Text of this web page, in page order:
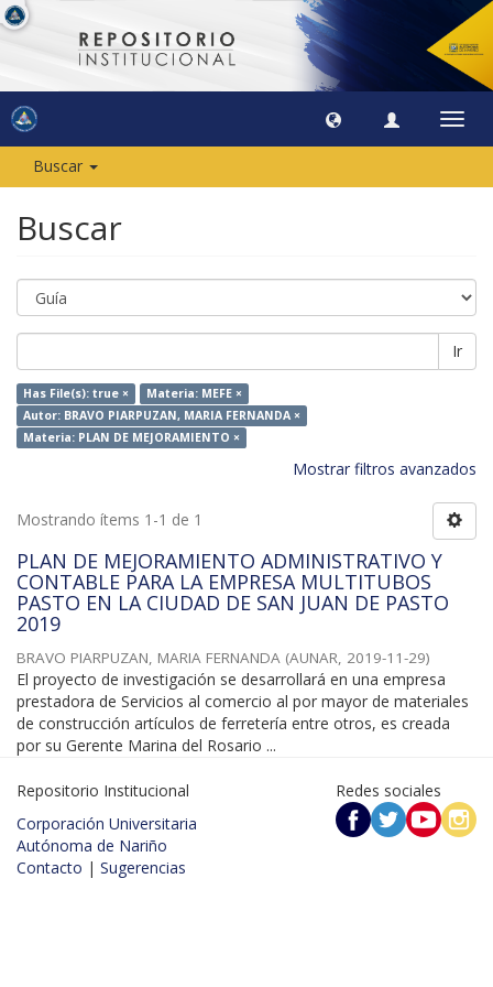
Buscar
Buscar
Ir
Has File(s): true ×
Materia: MEFE ×
Autor: BRAVO PIARPUZAN, MARIA FERNANDA ×
Materia: PLAN DE MEJORAMIENTO ×
Mostrar filtros avanzados
Mostrando ítems 1-1 de 1
PLAN DE MEJORAMIENTO ADMINISTRATIVO Y
CONTABLE PARA LA EMPRESA MULTITUBOS
PASTO EN LA CIUDAD DE SAN JUAN DE PASTO
2019
BRAVO PIARPUZAN, MARIA FERNANDA (AUNAR, 2019-11-29)
El proyecto de investigación se desarrollará en una empresa
prestadora de Servicios al comercio al por mayor de materiales
de construcción artículos de ferretería entre otros, es creada
por su Gerente Marina del Rosario ...
Repositorio Institucional
Corporación Universitaria
Autónoma de Nariño
Contacto | Sugerencias
Redes sociales